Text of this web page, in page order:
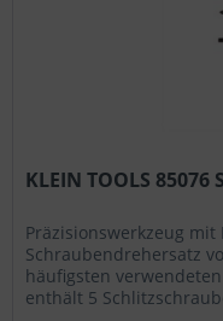
KLEIN TOOLS
Präzisionswerkzeug
Schraubendrehersatz
häufigsten
enthält 5